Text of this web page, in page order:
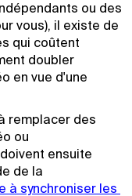
ou des
vous), il existe de
qui coûtent
doubler
en vue d'une
remplacer des
ou
ensuite
de la
à synchroniser les